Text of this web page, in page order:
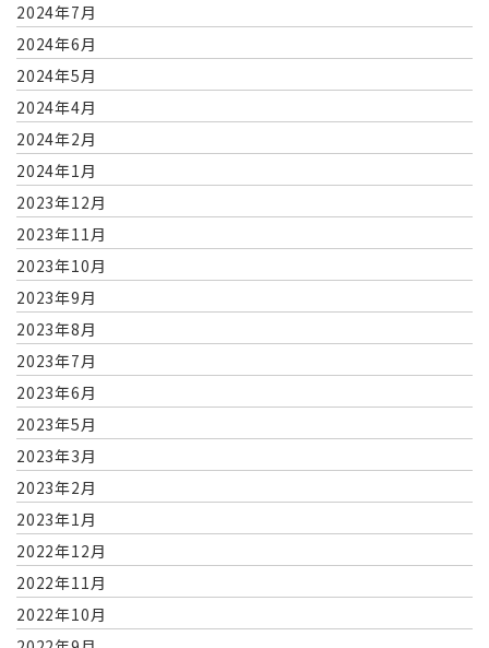
2024年7月
2024年6月
2024年5月
2024年4月
2024年2月
2024年1月
2023年12月
2023年11月
2023年10月
2023年9月
2023年8月
2023年7月
2023年6月
2023年5月
2023年3月
2023年2月
2023年1月
2022年12月
2022年11月
2022年10月